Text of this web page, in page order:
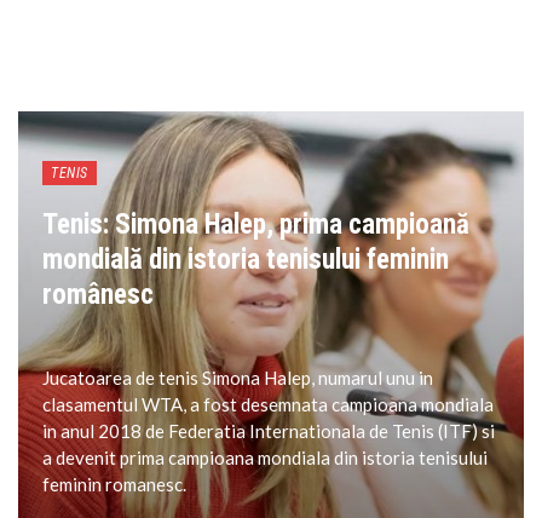
TENIS
Tenis: Simona Halep, prima campioană
mondială din istoria tenisului feminin
românesc
Jucatoarea de tenis Simona Halep, numarul unu in
clasamentul WTA, a fost desemnata campioana mondiala
in anul 2018 de Federatia Internationala de Tenis (ITF) si
a devenit prima campioana mondiala din istoria tenisului
feminin romanesc.